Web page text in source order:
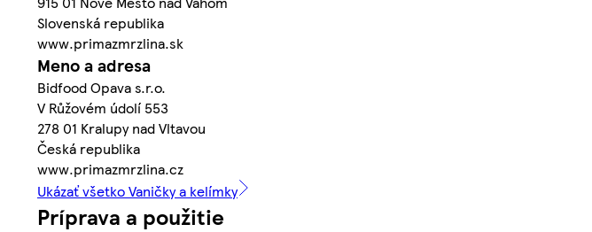
Slovenská republika
www.primazmrzlina.sk
Meno a adresa
Bidfood Opava s.r.o.
V Růžovém údolí 553
278 01 Kralupy nad Vltavou
Česká republika
www.primazmrzlina.cz
Ukázať všetko Vaničky a kelímky
Príprava a použitie